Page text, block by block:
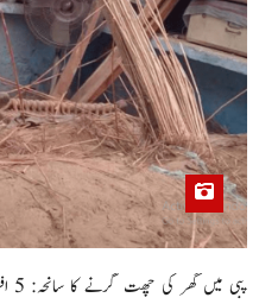
پبی میں گھر کی چھت گرنے کا سانحہ: 5 افراد جان کی بازی ہار گئے، 3 زخمی